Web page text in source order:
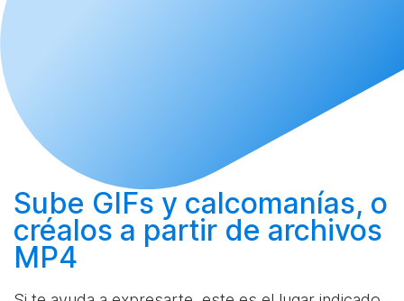
Sube GIFs y calcomanías, o
créalos a partir de archivos
MP4